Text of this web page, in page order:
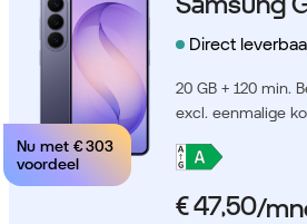
Nu met € 303
voordeel
Direct
20 GB + 120 min.
excl. eenmalige